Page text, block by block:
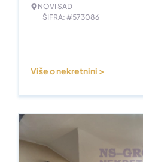
NOVI SAD
ŠIFRA: #573086
Više o nekretnini >